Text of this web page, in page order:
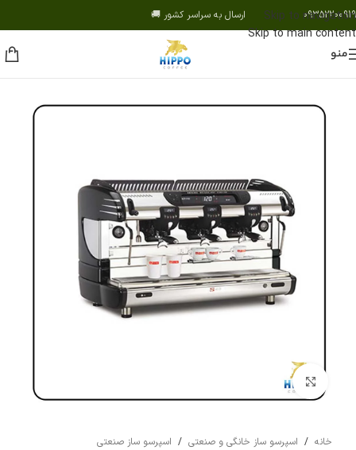
Skip to navigation
Skip to main content
09352200919 ارسال به سراسر کشور 🚚
منو
بزرگنمایی تصویر
خانه / اسپرسو ساز خانگی و صنعتی / اسپرسو ساز صنعتی